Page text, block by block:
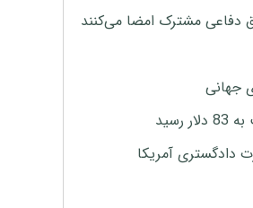
دفاعی مشترک امضا می‌کنند
جهانی